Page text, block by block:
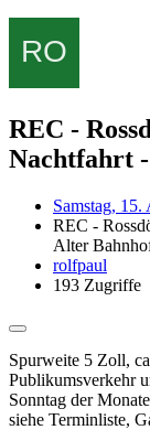
REC -
Nachtfahrt
Samstag, 15.
REC -
Alter
rolfpaul
193 Zugriffe
Spurweite 5 Zoll,
Publikumsverkehr
Sonntag der
siehe Terminliste,